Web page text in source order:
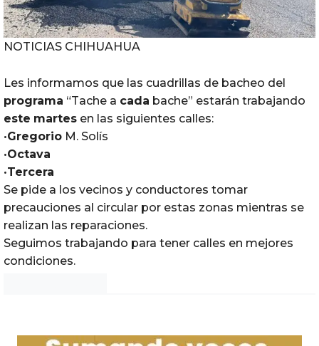
NOTICIAS CHIHUAHUA
Les informamos que las cuadrillas de bacheo del
programa “Tache a cada bache” estarán trabajando
este martes en las siguientes calles:
•Gregorio M. Solís
•Octava
•Tercera
Se pide a los vecinos y conductores tomar
precauciones al circular por estas zonas mientras se
realizan las reparaciones.
Seguimos trabajando para tener calles en mejores
condiciones.